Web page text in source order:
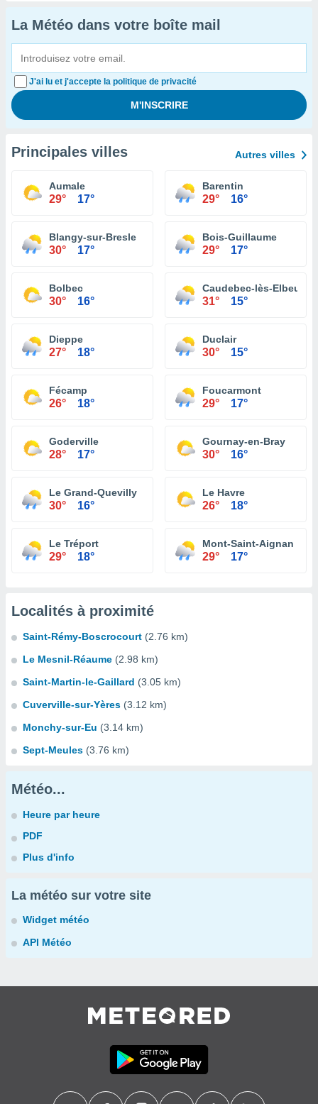
La Météo dans votre boîte mail
J'ai lu et j'accepte la politique de privacité
Principales villes Autres villes
Aumale
29° 17°
Barentin
29° 16°
Blangy-sur-Bresle
30° 17°
Bois-Guillaume
29° 17°
Bolbec
30° 16°
Caudebec-lès-Elbeuf
31° 15°
Dieppe
27° 18°
Duclair
30° 15°
Fécamp
26° 18°
Foucarmont
29° 17°
Goderville
28° 17°
Gournay-en-Bray
30° 16°
Le Grand-Quevilly
30° 16°
Le Havre
26° 18°
Le Tréport
29° 18°
Mont-Saint-Aignan
29° 17°
Localités à proximité
Saint-Rémy-Boscrocourt (2.76 km)
Le Mesnil-Réaume (2.98 km)
Saint-Martin-le-Gaillard (3.05 km)
Cuverville-sur-Yères (3.12 km)
Monchy-sur-Eu (3.14 km)
Sept-Meules (3.76 km)
Météo...
Heure par heure
PDF
Plus d'info
La météo sur votre site
Widget météo
API Météo